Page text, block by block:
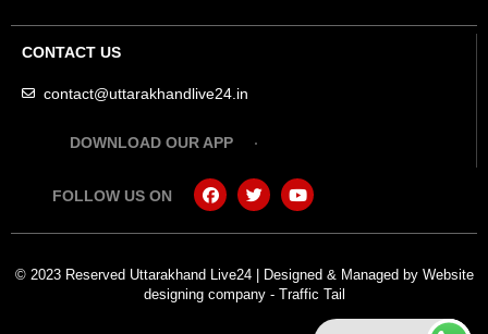
CONTACT US
contact@uttarakhandlive24.in
DOWNLOAD OUR APP
FOLLOW US ON
© 2023 Reserved Uttarakhand Live24 | Designed & Managed by Website
designing company- Traffic Tail